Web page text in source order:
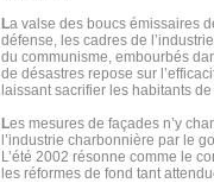
La valse des boucs émissaires
défense, les cadres de
du communisme, embourbés
de désastres repose sur
laissant sacrifier les habitants
Les mesures de façades n’y
l’industrie charbonnière par le
L’été 2002 résonne comme le
les réformes de fond tant